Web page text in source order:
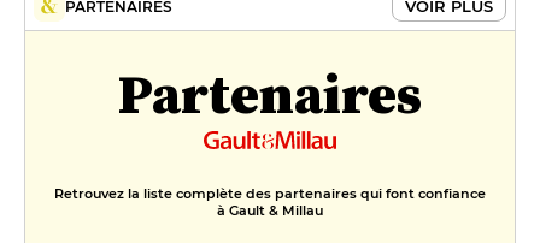
PARTENAIRES VOIR PLUS
Partenaires
Retrouvez la liste complète des partenaires qui font confiance
à Gault & Millau